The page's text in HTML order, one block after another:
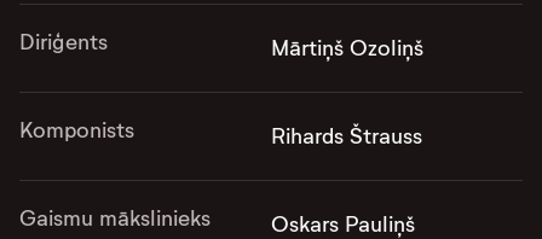
Diriģents Mārtiņš Ozoliņš
Komponists Rihards Štrauss
Gaismu mākslinieks Oskars Pauliņš